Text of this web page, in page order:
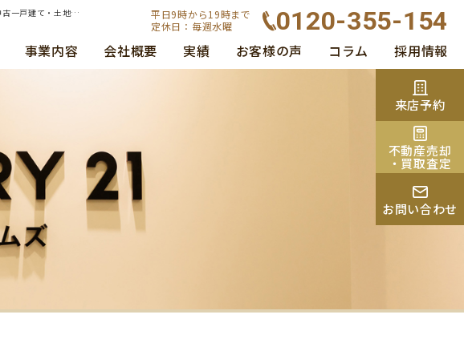
| 横浜市青葉区梅が丘 土地の売却査定依頼を承りました｜不動産の買取・売却ならジェイワンホームズ | 横浜・川崎・東京都内の不動産（新築一戸建て・中古一戸建て・土地・マンション）ならセンチュリー21ジェイワンホームズ
平日9時から19時まで
定休日：毎週水曜
0120-355-154
事業内容 会社概要 実績 お客様の声 コラム 採用情報
来店予約
不動産売却
・買取査定
お問い合わせ